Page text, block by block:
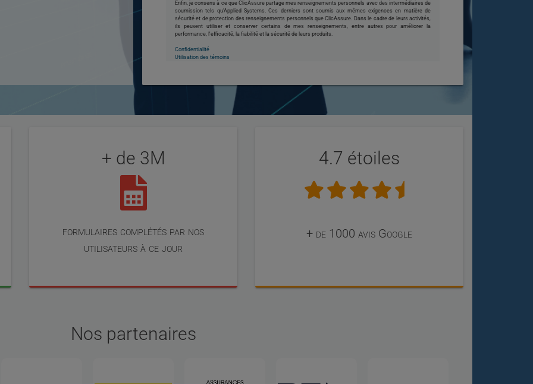
Enfin, je consens à ce que ClicAssure partage mes renseignements personnels avec des intermédiaires de
soumission tels qu’Applied Systems. Ces derniers sont soumis aux mêmes exigences en matière de
sécurité et de protection des renseignements personnels que ClicAssure. Dans le cadre de leurs activités,
ils peuvent utiliser et conserver certains de mes renseignements, entre autres pour améliorer la
performance, l'efficacité, la fiabilité et la sécurité de leurs produits.
Confidentialité
Utilisation des témoins
+ de 3M
formulaires complétés par nos
utilisateurs à ce jour
4.7 étoiles
+ de 1000 avis Google
Nos partenaires